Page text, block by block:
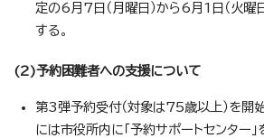
定の6月7日（月曜日）から6月1日（火曜
する。
(2)予約困難者への支援について
第3弾予約受付（対象は75歳以上）を開
には市役所内に「予約サポートセンター